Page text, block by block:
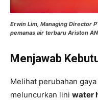
Erwin Lim, Managing Director
pemanas air terbaru Ariston
Menjawab
Melihat perubahan
meluncurkan lini water